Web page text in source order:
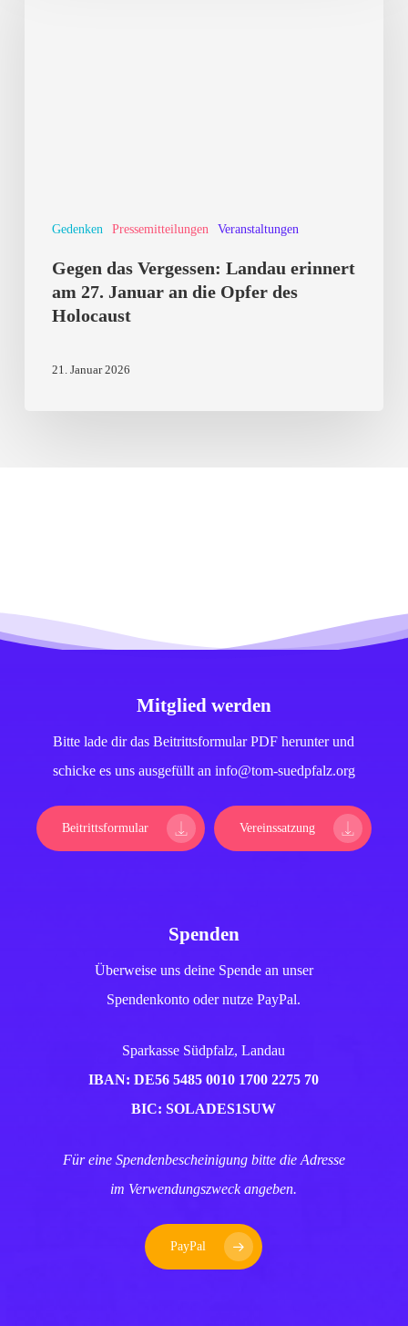
Gedenken Pressemitteilungen Veranstaltungen
Opfer
Holocaust
Gegen das Vergessen: Landau erinnert
am 27. Januar an die Opfer des
Holocaust
21. Januar 2026
Mitglied werden
Bitte lade dir das Beitrittsformular PDF herunter und
schicke es uns ausgefüllt an info@tom-suedpfalz.org
Beitrittsformular Vereinssatzung
Spenden
Überweise uns deine Spende an unser
Spendenkonto oder nutze PayPal.
Sparkasse Südpfalz, Landau
IBAN: DE56 5485 0010 1700 2275 70
BIC: SOLADES1SUW
Für eine Spendenbescheinigung bitte die Adresse
im Verwendungszweck angeben.
PayPal